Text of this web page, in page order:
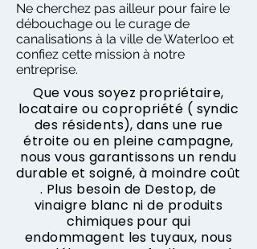
Ne cherchez pas ailleur pour faire le
débouchage ou le curage de
canalisations à la ville de Waterloo et
confiez cette mission à notre
entreprise.
Que vous soyez propriétaire,
locataire ou copropriété ( syndic
des résidents), dans une rue
étroite ou en pleine campagne,
nous vous garantissons un rendu
durable et soigné, à moindre coût
. Plus besoin de Destop, de
vinaigre blanc ni de produits
chimiques pour qui
endommagent les tuyaux, nous